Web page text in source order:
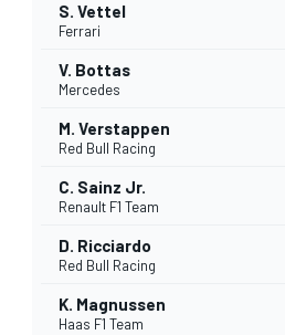
S. Vettel
Ferrari
V. Bottas
Mercedes
M. Verstappen
Red Bull Racing
C. Sainz Jr.
Renault F1 Team
D. Ricciardo
Red Bull Racing
K. Magnussen
Haas F1 Team